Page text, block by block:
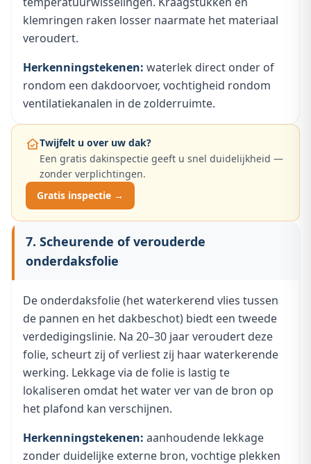
klemringen raken losser naarmate het materiaal
veroudert.
Herkenningstekenen: waterlek direct onder of
rondom een dakdoorvoer, vochtigheid rondom
ventilatiekanalen in de zolderruimte.
Twijfelt u over uw dak?
Een gratis dakinspectie geeft u snel duidelijkheid —
zonder verplichtingen.
Gratis inspectie →
7. Scheurende of verouderde
onderdaksfolie
De onderdaksfolie (het waterkerend vlies tussen
de pannen en het dakbeschot) biedt een tweede
verdedigingslinie. Na 20–30 jaar veroudert deze
folie, scheurt zij of verliest zij haar waterkerende
werking. Lekkage via de folie is lastig te
lokaliseren omdat het water ver van de bron op
het plafond kan verschijnen.
Herkenningstekenen: aanhoudende lekkage
zonder duidelijke externe bron, vochtige plekken